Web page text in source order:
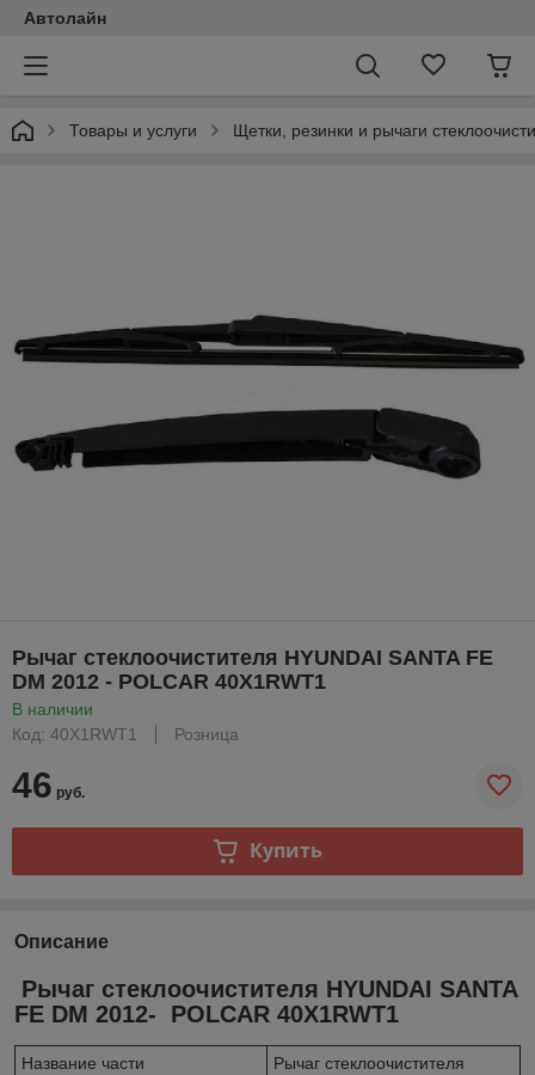
Автолайн
Товары и услуги Щетки, резинки и рычаги
Рычаг стеклоочистителя HYUNDAI SANTA FE
DM 2012 - POLCAR 40X1RWT1
В наличии
Код: 40X1RWT1
Розница
46 руб.
Купить
Описание
Рычаг стеклоочистителя HYUNDAI SANTA
FE DM 2012- POLCAR 40X1RWT1
Название части
Рычаг стеклоочистителя